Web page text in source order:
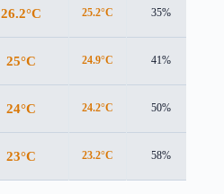
26.2°C 25.2°C 35%
25°C 24.9°C 41%
24°C 24.2°C 50%
23°C 23.2°C 58%